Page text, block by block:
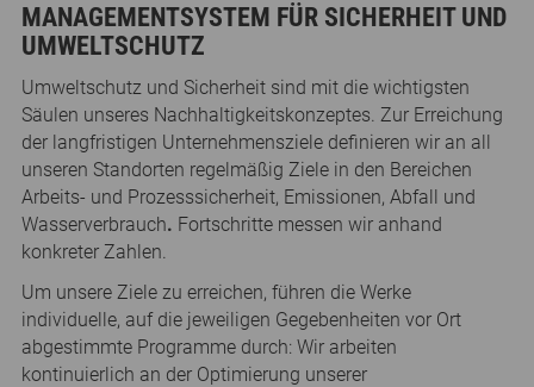
MANAGEMENTSYSTEM FÜR SICHERHEIT UND
UMWELTSCHUTZ
Umweltschutz und Sicherheit sind mit die wichtigsten
Säulen unseres Nachhaltigkeitskonzeptes. Zur Erreichung
der langfristigen Unternehmensziele definieren wir an all
unseren Standorten regelmäßig Ziele in den Bereichen
Arbeits- und Prozesssicherheit, Emissionen, Abfall und
Wasserverbrauch. Fortschritte messen wir anhand
konkreter Zahlen.
Um unsere Ziele zu erreichen, führen die Werke
individuelle, auf die jeweiligen Gegebenheiten vor Ort
abgestimmte Programme durch: Wir arbeiten
kontinuierlich an der Optimierung unserer